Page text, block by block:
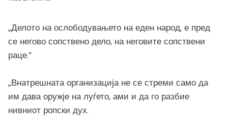
„Делото на ослободувањето на еден народ, е пред
се негово сопствено дело, на неговите сопствени
раце.“
„Внатрешната организација не се стреми само да
им дава оружје на луѓето, ами и да го разбие
нивниот ропски дух.